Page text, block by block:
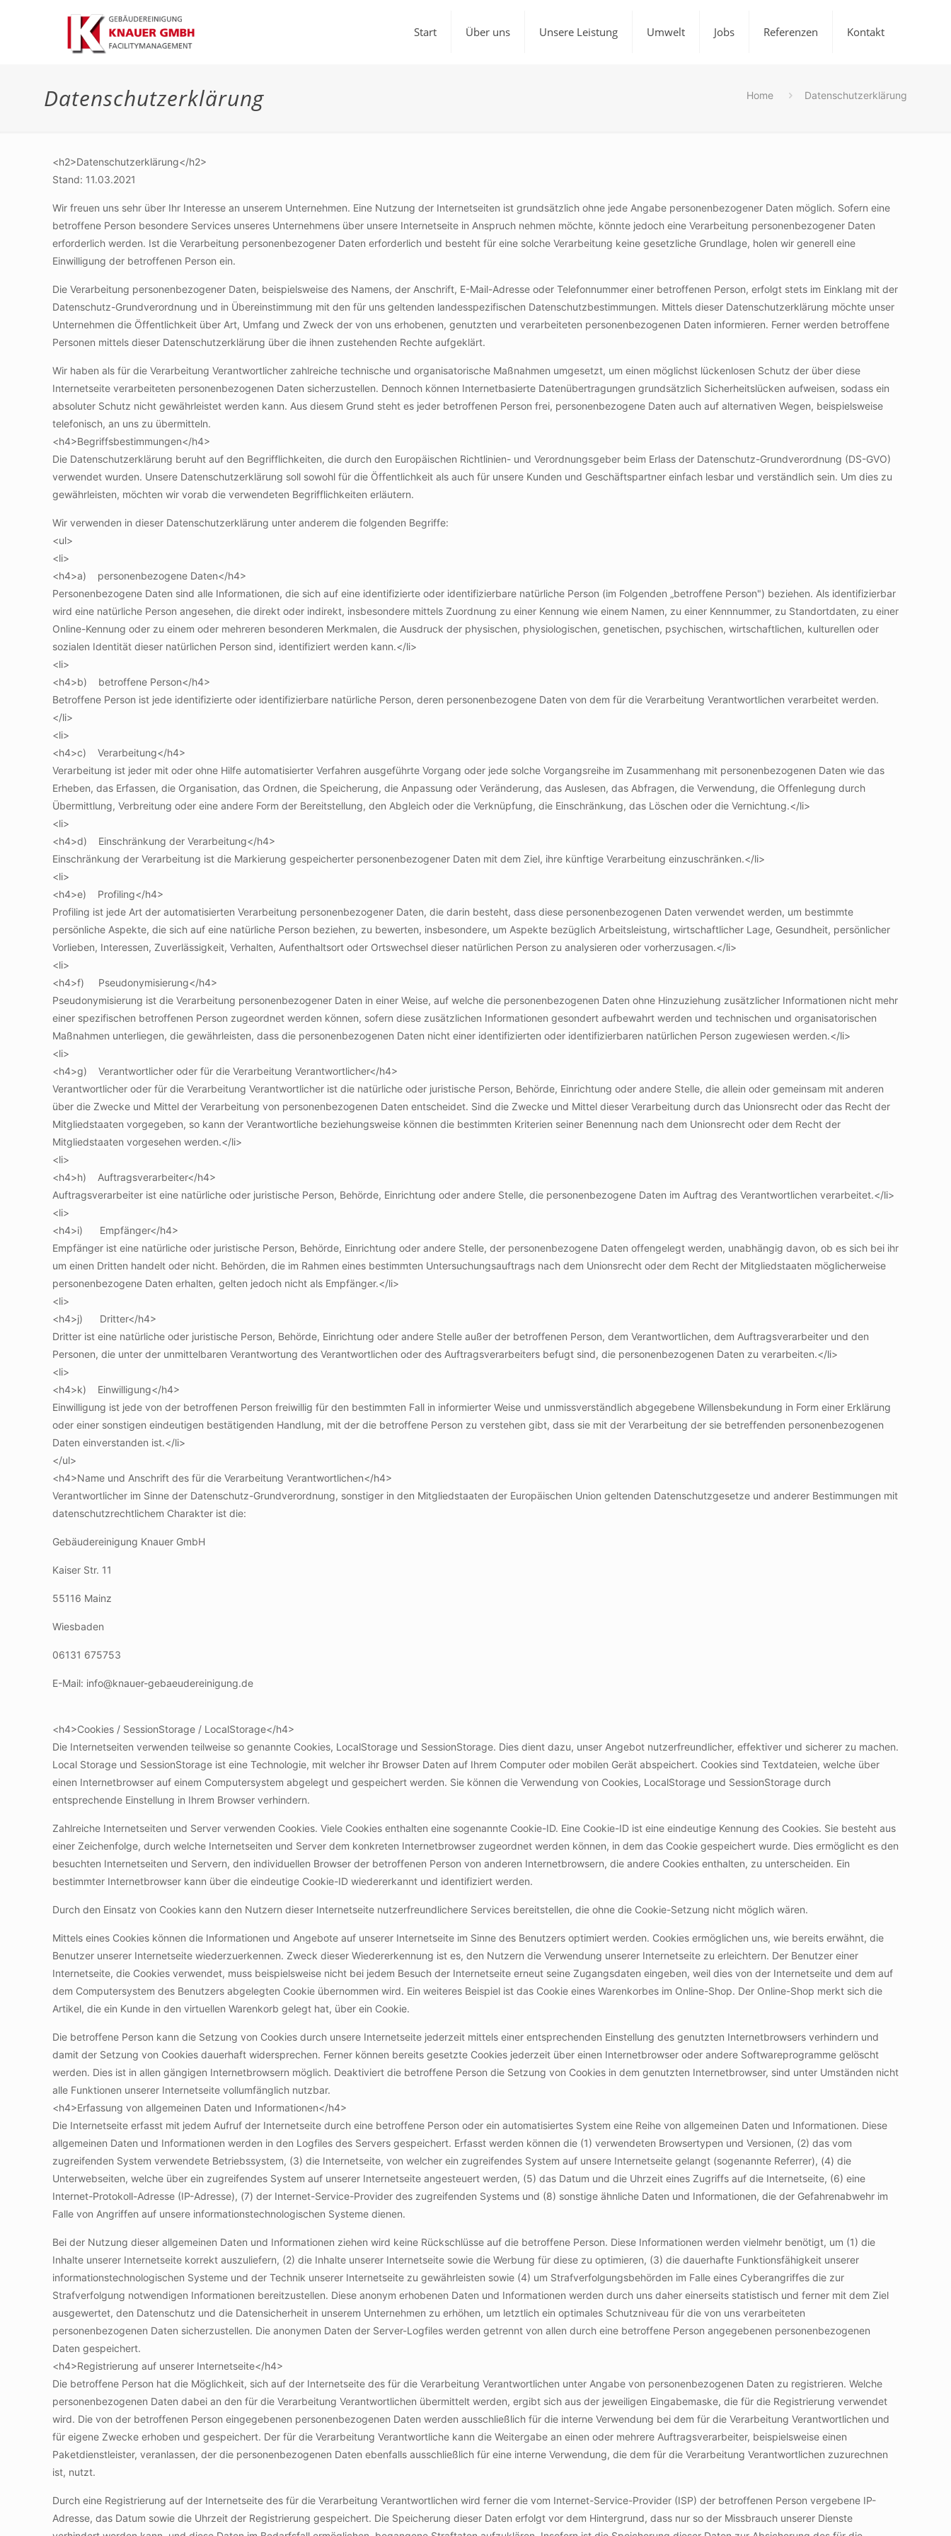
Start Über uns Unsere Leistung Umwelt Jobs Referenzen Kontakt
Datenschutzerklärung Home Datenschutzerklärung
<h2>Datenschutzerklärung</h2>
Stand: 11.03.2021
Wir freuen uns sehr über Ihr Interesse an unserem Unternehmen. Eine Nutzung der Internetseiten ist grundsätzlich ohne jede Angabe personenbezogener Daten möglich. Sofern eine
betroffene Person besondere Services unseres Unternehmens über unsere Internetseite in Anspruch nehmen möchte, könnte jedoch eine Verarbeitung personenbezogener Daten
erforderlich werden. Ist die Verarbeitung personenbezogener Daten erforderlich und besteht für eine solche Verarbeitung keine gesetzliche Grundlage, holen wir generell eine
Einwilligung der betroffenen Person ein.
Die Verarbeitung personenbezogener Daten, beispielsweise des Namens, der Anschrift, E-Mail-Adresse oder Telefonnummer einer betroffenen Person, erfolgt stets im Einklang mit der
Datenschutz-Grundverordnung und in Übereinstimmung mit den für uns geltenden landesspezifischen Datenschutzbestimmungen. Mittels dieser Datenschutzerklärung möchte unser
Unternehmen die Öffentlichkeit über Art, Umfang und Zweck der von uns erhobenen, genutzten und verarbeiteten personenbezogenen Daten informieren. Ferner werden betroffene
Personen mittels dieser Datenschutzerklärung über die ihnen zustehenden Rechte aufgeklärt.
Wir haben als für die Verarbeitung Verantwortlicher zahlreiche technische und organisatorische Maßnahmen umgesetzt, um einen möglichst lückenlosen Schutz der über diese
Internetseite verarbeiteten personenbezogenen Daten sicherzustellen. Dennoch können Internetbasierte Datenübertragungen grundsätzlich Sicherheitslücken aufweisen, sodass ein
absoluter Schutz nicht gewährleistet werden kann. Aus diesem Grund steht es jeder betroffenen Person frei, personenbezogene Daten auch auf alternativen Wegen, beispielsweise
telefonisch, an uns zu übermitteln.
<h4>Begriffsbestimmungen</h4>
Die Datenschutzerklärung beruht auf den Begrifflichkeiten, die durch den Europäischen Richtlinien- und Verordnungsgeber beim Erlass der Datenschutz-Grundverordnung (DS-GVO)
verwendet wurden. Unsere Datenschutzerklärung soll sowohl für die Öffentlichkeit als auch für unsere Kunden und Geschäftspartner einfach lesbar und verständlich sein. Um dies zu
gewährleisten, möchten wir vorab die verwendeten Begrifflichkeiten erläutern.
Wir verwenden in dieser Datenschutzerklärung unter anderem die folgenden Begriffe:
<ul>
<li>
<h4>a) personenbezogene Daten</h4>
Personenbezogene Daten sind alle Informationen, die sich auf eine identifizierte oder identifizierbare natürliche Person (im Folgenden „betroffene Person") beziehen. Als identifizierbar
wird eine natürliche Person angesehen, die direkt oder indirekt, insbesondere mittels Zuordnung zu einer Kennung wie einem Namen, zu einer Kennnummer, zu Standortdaten, zu einer
Online-Kennung oder zu einem oder mehreren besonderen Merkmalen, die Ausdruck der physischen, physiologischen, genetischen, psychischen, wirtschaftlichen, kulturellen oder
sozialen Identität dieser natürlichen Person sind, identifiziert werden kann.</li>
<li>
<h4>b) betroffene Person</h4>
Betroffene Person ist jede identifizierte oder identifizierbare natürliche Person, deren personenbezogene Daten von dem für die Verarbeitung Verantwortlichen verarbeitet werden.
</li>
<li>
<h4>c) Verarbeitung</h4>
Verarbeitung ist jeder mit oder ohne Hilfe automatisierter Verfahren ausgeführte Vorgang oder jede solche Vorgangsreihe im Zusammenhang mit personenbezogenen Daten wie das
Erheben, das Erfassen, die Organisation, das Ordnen, die Speicherung, die Anpassung oder Veränderung, das Auslesen, das Abfragen, die Verwendung, die Offenlegung durch
Übermittlung, Verbreitung oder eine andere Form der Bereitstellung, den Abgleich oder die Verknüpfung, die Einschränkung, das Löschen oder die Vernichtung.</li>
<li>
<h4>d) Einschränkung der Verarbeitung</h4>
Einschränkung der Verarbeitung ist die Markierung gespeicherter personenbezogener Daten mit dem Ziel, ihre künftige Verarbeitung einzuschränken.</li>
<li>
<h4>e) Profiling</h4>
Profiling ist jede Art der automatisierten Verarbeitung personenbezogener Daten, die darin besteht, dass diese personenbezogenen Daten verwendet werden, um bestimmte
persönliche Aspekte, die sich auf eine natürliche Person beziehen, zu bewerten, insbesondere, um Aspekte bezüglich Arbeitsleistung, wirtschaftlicher Lage, Gesundheit, persönlicher
Vorlieben, Interessen, Zuverlässigkeit, Verhalten, Aufenthaltsort oder Ortswechsel dieser natürlichen Person zu analysieren oder vorherzusagen.</li>
<li>
<h4>f) Pseudonymisierung</h4>
Pseudonymisierung ist die Verarbeitung personenbezogener Daten in einer Weise, auf welche die personenbezogenen Daten ohne Hinzuziehung zusätzlicher Informationen nicht mehr
einer spezifischen betroffenen Person zugeordnet werden können, sofern diese zusätzlichen Informationen gesondert aufbewahrt werden und technischen und organisatorischen
Maßnahmen unterliegen, die gewährleisten, dass die personenbezogenen Daten nicht einer identifizierten oder identifizierbaren natürlichen Person zugewiesen werden.</li>
<li>
<h4>g) Verantwortlicher oder für die Verarbeitung Verantwortlicher</h4>
Verantwortlicher oder für die Verarbeitung Verantwortlicher ist die natürliche oder juristische Person, Behörde, Einrichtung oder andere Stelle, die allein oder gemeinsam mit anderen
über die Zwecke und Mittel der Verarbeitung von personenbezogenen Daten entscheidet. Sind die Zwecke und Mittel dieser Verarbeitung durch das Unionsrecht oder das Recht der
Mitgliedstaaten vorgegeben, so kann der Verantwortliche beziehungsweise können die bestimmten Kriterien seiner Benennung nach dem Unionsrecht oder dem Recht der
Mitgliedstaaten vorgesehen werden.</li>
<li>
<h4>h) Auftragsverarbeiter</h4>
Auftragsverarbeiter ist eine natürliche oder juristische Person, Behörde, Einrichtung oder andere Stelle, die personenbezogene Daten im Auftrag des Verantwortlichen verarbeitet.</li>
<li>
<h4>i) Empfänger</h4>
Empfänger ist eine natürliche oder juristische Person, Behörde, Einrichtung oder andere Stelle, der personenbezogene Daten offengelegt werden, unabhängig davon, ob es sich bei ihr
um einen Dritten handelt oder nicht. Behörden, die im Rahmen eines bestimmten Untersuchungsauftrags nach dem Unionsrecht oder dem Recht der Mitgliedstaaten möglicherweise
personenbezogene Daten erhalten, gelten jedoch nicht als Empfänger.</li>
<li>
<h4>j) Dritter</h4>
Dritter ist eine natürliche oder juristische Person, Behörde, Einrichtung oder andere Stelle außer der betroffenen Person, dem Verantwortlichen, dem Auftragsverarbeiter und den
Personen, die unter der unmittelbaren Verantwortung des Verantwortlichen oder des Auftragsverarbeiters befugt sind, die personenbezogenen Daten zu verarbeiten.</li>
<li>
<h4>k) Einwilligung</h4>
Einwilligung ist jede von der betroffenen Person freiwillig für den bestimmten Fall in informierter Weise und unmissverständlich abgegebene Willensbekundung in Form einer Erklärung
oder einer sonstigen eindeutigen bestätigenden Handlung, mit der die betroffene Person zu verstehen gibt, dass sie mit der Verarbeitung der sie betreffenden personenbezogenen
Daten einverstanden ist.</li>
</ul>
<h4>Name und Anschrift des für die Verarbeitung Verantwortlichen</h4>
Verantwortlicher im Sinne der Datenschutz-Grundverordnung, sonstiger in den Mitgliedstaaten der Europäischen Union geltenden Datenschutzgesetze und anderer Bestimmungen mit
datenschutzrechtlichem Charakter ist die:
Gebäudereinigung Knauer GmbH
Kaiser Str. 11
55116 Mainz
Wiesbaden
06131 675753
E-Mail: info@knauer-gebaeudereinigung.de
<h4>Cookies / SessionStorage / LocalStorage</h4>
Die Internetseiten verwenden teilweise so genannte Cookies, LocalStorage und SessionStorage. Dies dient dazu, unser Angebot nutzerfreundlicher, effektiver und sicherer zu machen.
Local Storage und SessionStorage ist eine Technologie, mit welcher ihr Browser Daten auf Ihrem Computer oder mobilen Gerät abspeichert. Cookies sind Textdateien, welche über
einen Internetbrowser auf einem Computersystem abgelegt und gespeichert werden. Sie können die Verwendung von Cookies, LocalStorage und SessionStorage durch
entsprechende Einstellung in Ihrem Browser verhindern.
Zahlreiche Internetseiten und Server verwenden Cookies. Viele Cookies enthalten eine sogenannte Cookie-ID. Eine Cookie-ID ist eine eindeutige Kennung des Cookies. Sie besteht aus
einer Zeichenfolge, durch welche Internetseiten und Server dem konkreten Internetbrowser zugeordnet werden können, in dem das Cookie gespeichert wurde. Dies ermöglicht es den
besuchten Internetseiten und Servern, den individuellen Browser der betroffenen Person von anderen Internetbrowsern, die andere Cookies enthalten, zu unterscheiden. Ein
bestimmter Internetbrowser kann über die eindeutige Cookie-ID wiedererkannt und identifiziert werden.
Durch den Einsatz von Cookies kann den Nutzern dieser Internetseite nutzerfreundlichere Services bereitstellen, die ohne die Cookie-Setzung nicht möglich wären.
Mittels eines Cookies können die Informationen und Angebote auf unserer Internetseite im Sinne des Benutzers optimiert werden. Cookies ermöglichen uns, wie bereits erwähnt, die
Benutzer unserer Internetseite wiederzuerkennen. Zweck dieser Wiedererkennung ist es, den Nutzern die Verwendung unserer Internetseite zu erleichtern. Der Benutzer einer
Internetseite, die Cookies verwendet, muss beispielsweise nicht bei jedem Besuch der Internetseite erneut seine Zugangsdaten eingeben, weil dies von der Internetseite und dem auf
dem Computersystem des Benutzers abgelegten Cookie übernommen wird. Ein weiteres Beispiel ist das Cookie eines Warenkorbes im Online-Shop. Der Online-Shop merkt sich die
Artikel, die ein Kunde in den virtuellen Warenkorb gelegt hat, über ein Cookie.
Die betroffene Person kann die Setzung von Cookies durch unsere Internetseite jederzeit mittels einer entsprechenden Einstellung des genutzten Internetbrowsers verhindern und
damit der Setzung von Cookies dauerhaft widersprechen. Ferner können bereits gesetzte Cookies jederzeit über einen Internetbrowser oder andere Softwareprogramme gelöscht
werden. Dies ist in allen gängigen Internetbrowsern möglich. Deaktiviert die betroffene Person die Setzung von Cookies in dem genutzten Internetbrowser, sind unter Umständen nicht
alle Funktionen unserer Internetseite vollumfänglich nutzbar.
<h4>Erfassung von allgemeinen Daten und Informationen</h4>
Die Internetseite erfasst mit jedem Aufruf der Internetseite durch eine betroffene Person oder ein automatisiertes System eine Reihe von allgemeinen Daten und Informationen. Diese
allgemeinen Daten und Informationen werden in den Logfiles des Servers gespeichert. Erfasst werden können die (1) verwendeten Browsertypen und Versionen, (2) das vom
zugreifenden System verwendete Betriebssystem, (3) die Internetseite, von welcher ein zugreifendes System auf unsere Internetseite gelangt (sogenannte Referrer), (4) die
Unterwebseiten, welche über ein zugreifendes System auf unserer Internetseite angesteuert werden, (5) das Datum und die Uhrzeit eines Zugriffs auf die Internetseite, (6) eine
Internet-Protokoll-Adresse (IP-Adresse), (7) der Internet-Service-Provider des zugreifenden Systems und (8) sonstige ähnliche Daten und Informationen, die der Gefahrenabwehr im
Falle von Angriffen auf unsere informationstechnologischen Systeme dienen.
Bei der Nutzung dieser allgemeinen Daten und Informationen ziehen wird keine Rückschlüsse auf die betroffene Person. Diese Informationen werden vielmehr benötigt, um (1) die
Inhalte unserer Internetseite korrekt auszuliefern, (2) die Inhalte unserer Internetseite sowie die Werbung für diese zu optimieren, (3) die dauerhafte Funktionsfähigkeit unserer
informationstechnologischen Systeme und der Technik unserer Internetseite zu gewährleisten sowie (4) um Strafverfolgungsbehörden im Falle eines Cyberangriffes die zur
Strafverfolgung notwendigen Informationen bereitzustellen. Diese anonym erhobenen Daten und Informationen werden durch uns daher einerseits statistisch und ferner mit dem Ziel
ausgewertet, den Datenschutz und die Datensicherheit in unserem Unternehmen zu erhöhen, um letztlich ein optimales Schutzniveau für die von uns verarbeiteten
personenbezogenen Daten sicherzustellen. Die anonymen Daten der Server-Logfiles werden getrennt von allen durch eine betroffene Person angegebenen personenbezogenen
Daten gespeichert.
<h4>Registrierung auf unserer Internetseite</h4>
Die betroffene Person hat die Möglichkeit, sich auf der Internetseite des für die Verarbeitung Verantwortlichen unter Angabe von personenbezogenen Daten zu registrieren. Welche
personenbezogenen Daten dabei an den für die Verarbeitung Verantwortlichen übermittelt werden, ergibt sich aus der jeweiligen Eingabemaske, die für die Registrierung verwendet
wird. Die von der betroffenen Person eingegebenen personenbezogenen Daten werden ausschließlich für die interne Verwendung bei dem für die Verarbeitung Verantwortlichen und
für eigene Zwecke erhoben und gespeichert. Der für die Verarbeitung Verantwortliche kann die Weitergabe an einen oder mehrere Auftragsverarbeiter, beispielsweise einen
Paketdienstleister, veranlassen, der die personenbezogenen Daten ebenfalls ausschließlich für eine interne Verwendung, die dem für die Verarbeitung Verantwortlichen zuzurechnen
ist, nutzt.
Durch eine Registrierung auf der Internetseite des für die Verarbeitung Verantwortlichen wird ferner die vom Internet-Service-Provider (ISP) der betroffenen Person vergebene IP-
Adresse, das Datum sowie die Uhrzeit der Registrierung gespeichert. Die Speicherung dieser Daten erfolgt vor dem Hintergrund, dass nur so der Missbrauch unserer Dienste